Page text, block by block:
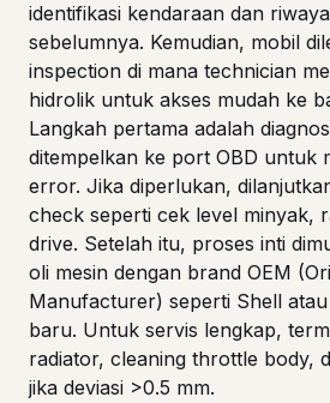
identifikasi kendaraan dan
sebelumnya. Kemudian, mobil
inspection di mana technician
hidrolik untuk akses mudah ke
Langkah pertama adalah
ditempelkan ke port OBD untuk
error. Jika diperlukan,
check seperti cek level minyak,
drive. Setelah itu, proses inti
oli mesin dengan brand OEM
Manufacturer) seperti Shell
baru. Untuk servis lengkap,
radiator, cleaning throttle body,
jika deviasi >0.5 mm.